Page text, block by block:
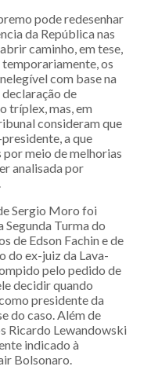
pode redesenhar
da República nas
caminho, em tese,
temporariamente, os
com base na
de
tríplex, mas, em
consideram que
a que
meio de melhorias
analisada por
Sergio Moro foi
Turma do
de Edson Fachin e de
do ex-juiz da Lava-
pelo pedido de
decidir quando
presidente da
do caso. Além de
Ricardo Lewandowski
indicado à
Bolsonaro.